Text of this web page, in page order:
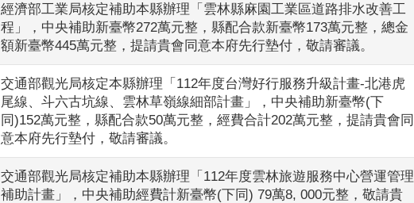
經濟部工業局核定補助本縣辦理「雲林縣麻園工業區道路排水改善工
程」，中央補助新臺幣272萬元整，縣配合款新臺幣173萬元整，總金
額新臺幣445萬元整，提請貴會同意本府先行墊付，敬請審議。
交通部觀光局核定本縣辦理「112年度台灣好行服務升級計畫-北港虎
尾線、斗六古坑線、雲林草嶺線細部計畫」，中央補助新臺幣(下
同)152萬元整，縣配合款50萬元整，經費合計202萬元整，提請貴會同
意本府先行墊付，敬請審議。
交通部觀光局核定補助本縣辦理「112年度雲林旅遊服務中心營運管理
補助計畫」，中央補助經費計新臺幣(下同) 79萬8, 000元整，敬請貴